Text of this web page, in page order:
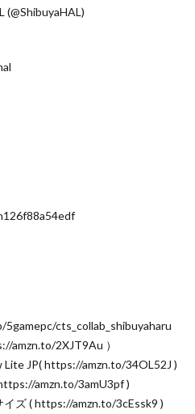
cts_collab_shibuyaharu
amzn.to/2XJT9Au ）
Lite JP( https://amzn.to/34OL52J )
amzn.to/3amU3pf )
ズ ( https://amzn.to/3cEssk9 )